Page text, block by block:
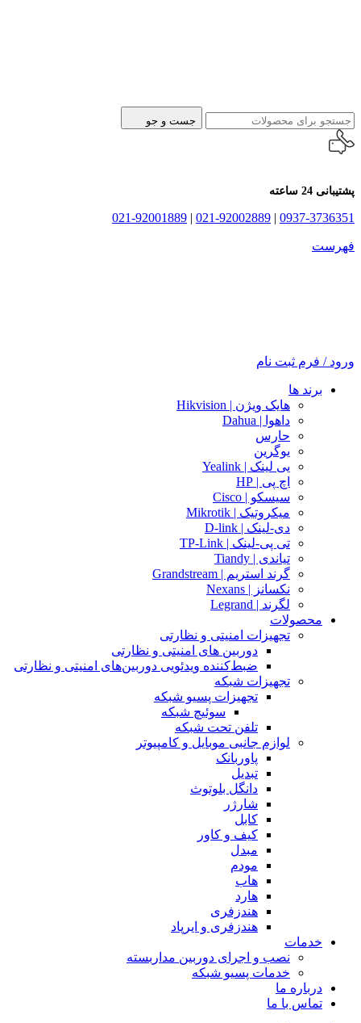
جست و جو
پشتیبانی 24 ساعته
0937-3736351
|
021-92002889
|
021-92001889
فهرست
ورود / فرم ثبت نام
برند ها
هایک ویژن | Hikvision
داهوا | Dahua
حارس
یوگرین
یی لینک | Yealink
اچ پی | HP
سیسکو | Cisco
میکروتیک | Mikrotik
دی-لینک | D-link
تی پی-لینک | TP-Link
تیاندی | Tiandy
گرند استریم | Grandstream
نکسانز | Nexans
لگرند | Legrand
محصولات
تجهیزات امنیتی و نظارتی
دوربین های امنیتی و نظارتی
ضبط‌کننده ویدئویی دوربین‌های امنیتی و نظارتی
تجهیزات شبکه
تجهیزات پسیو شبکه
سوئیچ‌ شبکه
تلفن تحت شبکه
لوازم جانبی موبایل و کامپیوتر
پاوربانک
تبدیل
دانگل بلوتوث
شارژر
کابل
کیف و کاور
مبدل
مودم
هاب
هارد
هندزفری
هندزفری و ایرپاد
خدمات
نصب و اجرای دوربین مداربسته
خدمات پسیو شبکه
درباره ما
تماس با ما